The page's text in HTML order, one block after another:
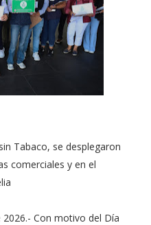
Tabaco, se desplegaron
comerciales y en el
Con motivo del Día